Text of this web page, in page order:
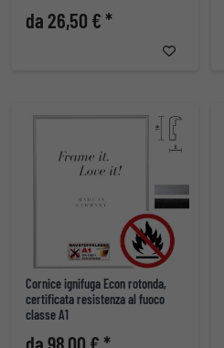
da 26,50 € *
Cornice ignifuga Econ rotonda,
certificata resistenza al fuoco
classe A1